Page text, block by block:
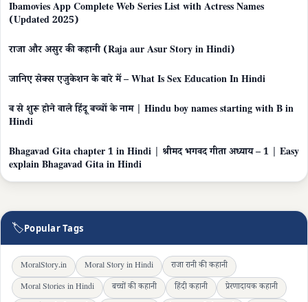
Ibamovies App Complete Web Series List with Actress Names
(Updated 2025)
राजा और असुर की कहानी (Raja aur Asur Story in Hindi)
जानिए सेक्स एजुकेशन के बारे में – What Is Sex Education In Hindi
ब से शुरू होने वाले हिंदू बच्चों के नाम | Hindu boy names starting with B in
Hindi
Bhagavad Gita chapter 1 in Hindi | श्रीमद भगवद गीता अध्याय – 1 | Easy
explain Bhagavad Gita in Hindi
🏷Popular Tags
MoralStory.in Moral Story in Hindi
राजा रानी की कहानी
Moral Stories in Hindi
बच्चों की कहानी हिंदी कहानी
प्रेरणादायक कहानी